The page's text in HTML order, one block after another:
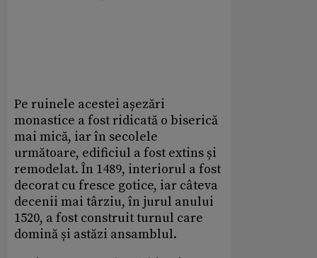
Pe ruinele acestei așezări
monastice a fost ridicată o biserică
mai mică, iar în secolele
următoare, edificiul a fost extins și
remodelat. În 1489, interiorul a fost
decorat cu fresce gotice, iar câteva
decenii mai târziu, în jurul anului
1520, a fost construit turnul care
domină și astăzi ansamblul.